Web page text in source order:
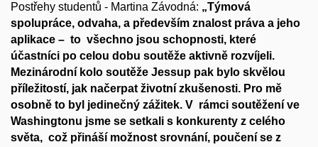
Postřehy studentů - Martina Závodná: „Týmová
spolupráce, odvaha, a především znalost práva a jeho
aplikace – to všechno jsou schopnosti, které
účastníci po celou dobu soutěže aktivně rozvíjeli.
Mezinárodní kolo soutěže Jessup pak bylo skvělou
příležitostí, jak načerpat životní zkušenosti. Pro mě
osobně to byl jedinečný zážitek. V rámci soutěžení ve
Washingtonu jsme se setkali s konkurenty z celého
světa, což přináší možnost srovnání, poučení se z